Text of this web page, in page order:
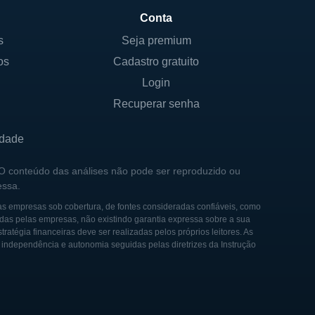
as necessidades e
para
na Bolsa de Valores de
fundos de investimento,
acionistas, e não há uma
que atuam como
da Rockwell é
Conta
Seja premium
Cadastro gratuito
Login
Recuperar senha
conteúdo das análises não pode ser reproduzido ou
sob cobertura, de fontes consideradas confiáveis, como
pelas empresas, não existindo garantia expressa sobre a sua
financeiras deve ser realizadas pelos próprios leitores. As
e autonomia seguidas pelas diretrizes da Instrução